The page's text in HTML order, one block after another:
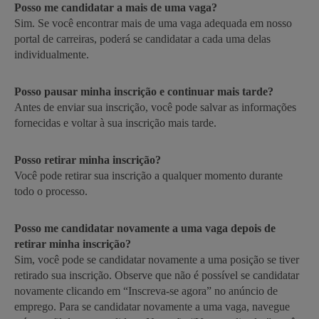
Posso me candidatar a mais de uma vaga?
Sim. Se você encontrar mais de uma vaga adequada em nosso
portal de carreiras, poderá se candidatar a cada uma delas
individualmente.
Posso pausar minha inscrição e continuar mais tarde?
Antes de enviar sua inscrição, você pode salvar as informações
fornecidas e voltar à sua inscrição mais tarde.
Posso retirar minha inscrição?
Você pode retirar sua inscrição a qualquer momento durante
todo o processo.
Posso me candidatar novamente a uma vaga depois de
retirar minha inscrição?
Sim, você pode se candidatar novamente a uma posição se tiver
retirado sua inscrição. Observe que não é possível se candidatar
novamente clicando em “Inscreva-se agora” no anúncio de
emprego. Para se candidatar novamente a uma vaga, navegue